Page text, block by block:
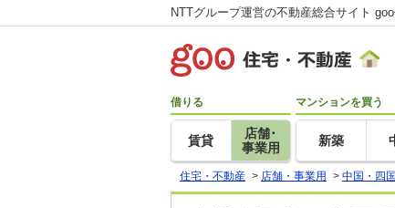
NTTグループ運営の不動産総合サイト
借りる
賃貸
店舗･
事業用
マンションを買う
新築
住宅・不動産 > 店舗・事業用 > 中国・四国